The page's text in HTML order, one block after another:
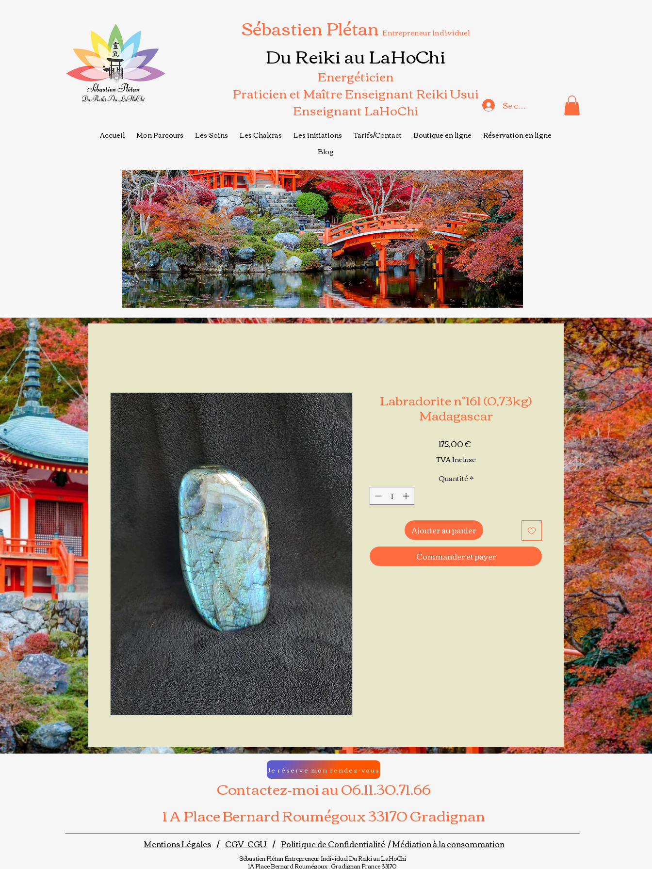
Sébastien Plétan Entrepreneur Individuel
Du Reiki au LaHoChi
Energéticien
Praticien et Maître Enseignant Reiki Usui
Enseignant LaHoChi Se connecter
Accueil Mon Parcours Les Soins Les Chakras Les initiations Tarifs/Contact Boutique en ligne
Réservation en ligne
Blog
Labradorite n°161 (0,73kg)
Madagascar
175,00 €Prix
TVA Incluse
Quantité*
Ajouter au panier
Commander et payer
Contactez-moi au 06.11.30.71.66
1 A Place Bernard Roumégoux 33170 Gradignan
Je réserve mon rendez-vous
Mentions Légales/ CGV-CGU/ Politique de Confidentialité /Médiation à la consommation
Sébastien PlétanEntrepreneur IndividuelDu Reiki au LaHoChi
1A Place Bernard Roumégoux , Gradignan France 33170